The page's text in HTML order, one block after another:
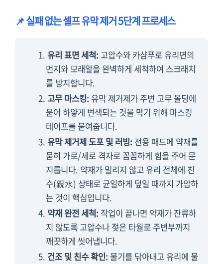
📌 실패 없는 셀프 유막 제거 5단계 프로세스
유리 표면 세척: 고압수와 카샴푸로 유리면의
먼지와 모래알을 완벽하게 세척하여 스크래치
를 방지합니다.
고무 마스킹: 유막 제거제가 주변 고무 몰딩에
묻어 하얗게 변색되는 것을 막기 위해 마스킹
테이프를 붙여줍니다.
유막 제거제 도포 및 러빙: 전용 패드에 약재를
묻혀 가로/세로 격자로 꼼꼼하게 힘을 주어 문
지릅니다. 약재가 밀리지 않고 유리 전체에 친
수(親水) 상태로 균일하게 덮일 때까지 가압하
는 것이 핵심입니다.
약재 완전 세척: 작업이 끝나면 약재가 잔류하
지 않도록 고압수나 젖은 타월로 주변부까지
깨끗하게 씻어냅니다.
건조 및 친수 확인: 물기를 닦아내고 유리에 물